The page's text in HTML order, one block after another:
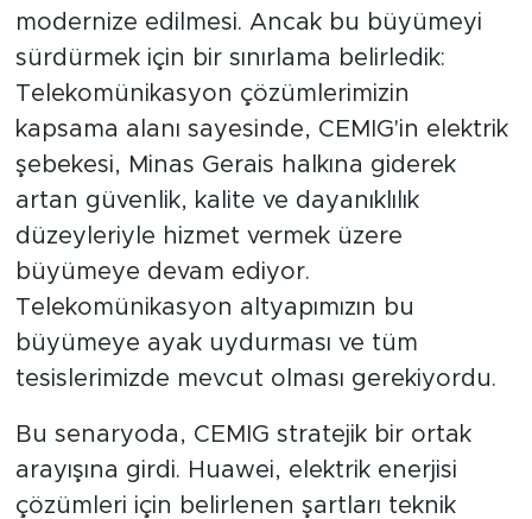
modernize edilmesi. Ancak bu büyümeyi
sürdürmek için bir sınırlama belirledik:
Telekomünikasyon çözümlerimizin
kapsama alanı sayesinde, CEMIG'in elektrik
şebekesi, Minas Gerais halkına giderek
artan güvenlik, kalite ve dayanıklılık
düzeyleriyle hizmet vermek üzere
büyümeye devam ediyor.
Telekomünikasyon altyapımızın bu
büyümeye ayak uydurması ve tüm
tesislerimizde mevcut olması gerekiyordu.
Bu senaryoda, CEMIG stratejik bir ortak
arayışına girdi. Huawei, elektrik enerjisi
çözümleri için belirlenen şartları teknik